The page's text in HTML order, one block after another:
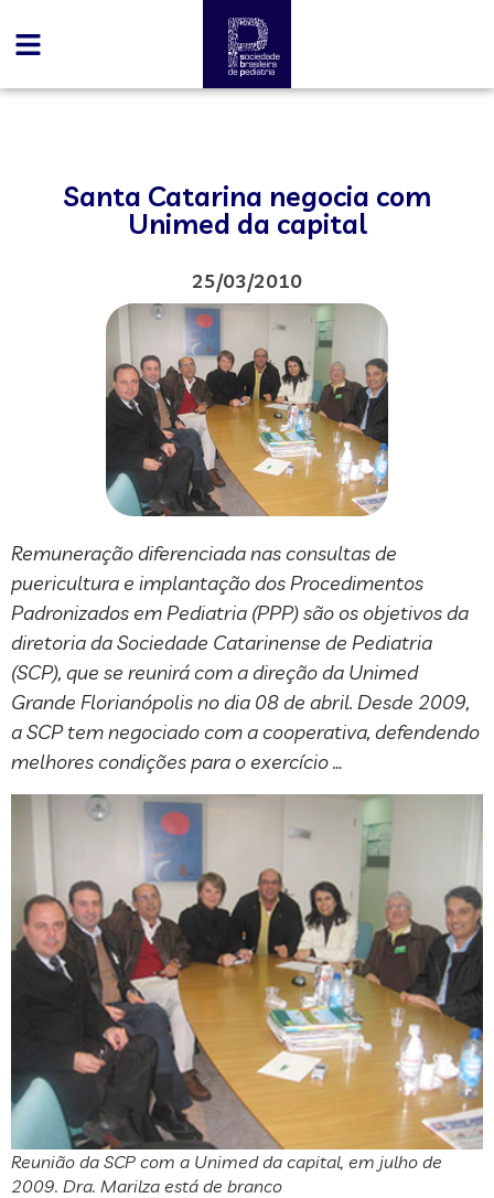
Santa Catarina negocia com
Unimed da capital
25/03/2010
Remuneração diferenciada nas consultas de
puericultura e implantação dos Procedimentos
Padronizados em Pediatria (PPP) são os objetivos da
diretoria da Sociedade Catarinense de Pediatria
(SCP), que se reunirá com a direção da Unimed
Grande Florianópolis no dia 08 de abril. Desde 2009,
a SCP tem negociado com a cooperativa, defendendo
melhores condições para o exercício …
Reunião da SCP com a Unimed da capital, em julho de
2009. Dra. Marilza está de branco